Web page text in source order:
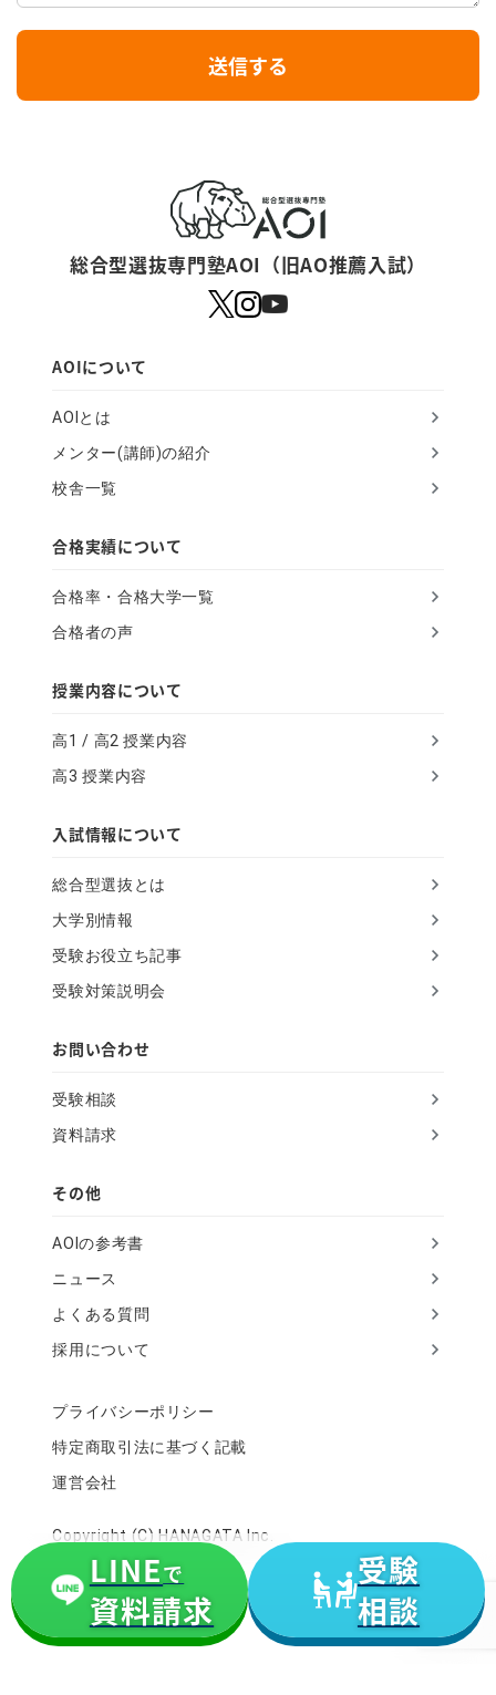
LINEで
資料請求
受験
相談
I
送信する
総合型選抜専門塾AOI（旧AO推薦入試）
AOIについて
AOIとは
メンター(講師)の紹介
校舎一覧
合格実績について
合格率・合格大学一覧
合格者の声
授業内容について
高1 / 高2 授業内容
高3 授業内容
入試情報について
総合型選抜とは
大学別情報
受験お役立ち記事
受験対策説明会
お問い合わせ
受験相談
資料請求
その他
AOIの参考書
ニュース
よくある質問
採用について
プライバシーポリシー
特定商取引法に基づく記載
運営会社
Copyright (C) HANAGATA Inc.